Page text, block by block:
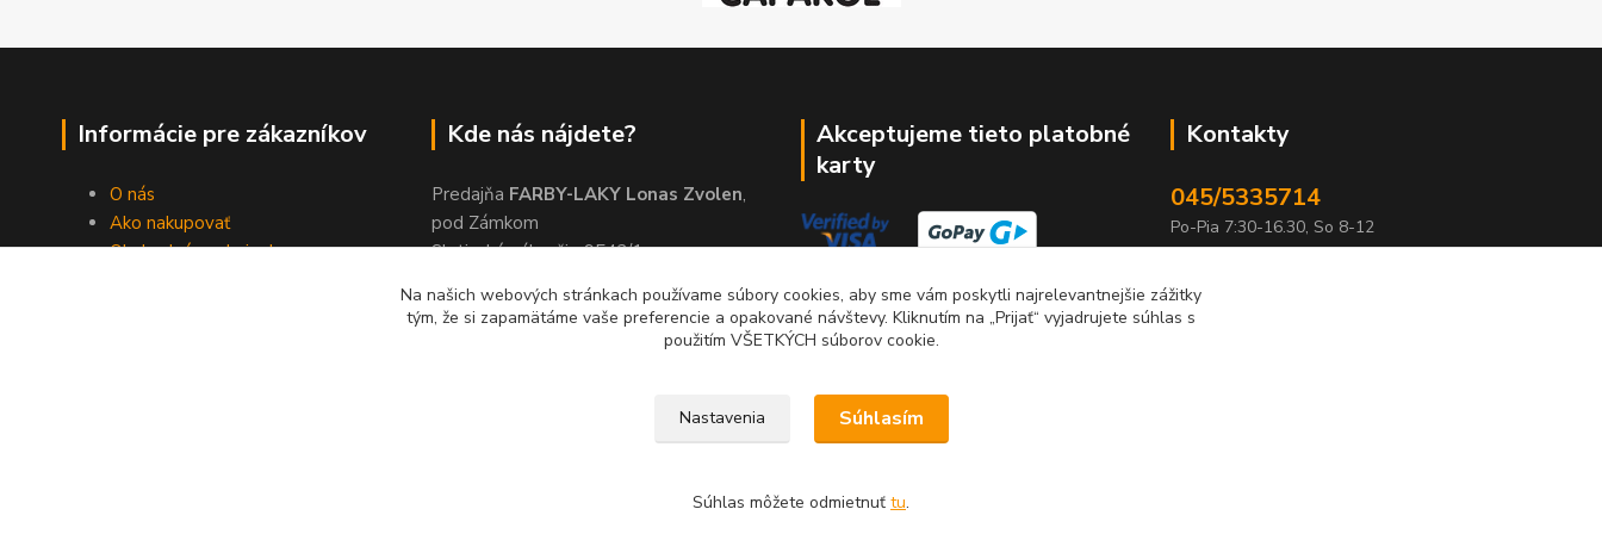
Informácie pre zákazníkov
O nás
Ako nakupovať
Obchodné podmienky
Kde nás nájdete?
Predajňa FARBY-LAKY Lonas Zvolen,
pod Zámkom
Slatinské nábrežie 9542/1
Akceptujeme tieto platobné
karty
Kontakty
045/5335714
Po-Pia 7:30-16.30, So 8-12
Na našich webových stránkach používame súbory cookies, aby sme vám poskytli najrelevantnejšie zážitky
tým, že si zapamätáme vaše preferencie a opakované návštevy. Kliknutím na „Prijať“ vyjadrujete súhlas s
použitím VŠETKÝCH súborov cookie.
Nastavenia Súhlasím
Súhlas môžete odmietnuť tu.